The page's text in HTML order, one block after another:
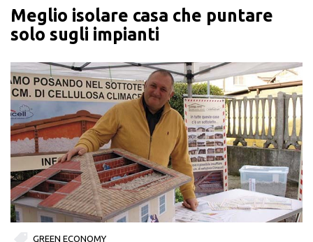
Meglio isolare casa che puntare
solo sugli impianti
GREEN ECONOMY